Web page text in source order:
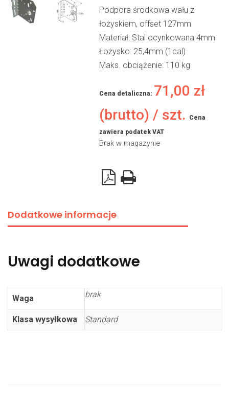
Podpora środkowa wału z
łożyskiem, offset 127mm
Materiał: Stal ocynkowana 4mm
Łożysko: 25,4mm (1cal)
Maks. obciążenie: 110 kg
Cena detaliczna: 71,00 zł
(brutto) / szt.
Cena
zawiera podatek VAT
Brak w magazynie
Dodatkowe informacje
Uwagi dodatkowe
Waga brak
Klasa wysyłkowa Standard